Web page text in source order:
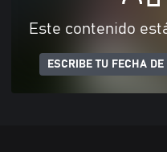
Este contenido
ESCRIBE TU FECHA